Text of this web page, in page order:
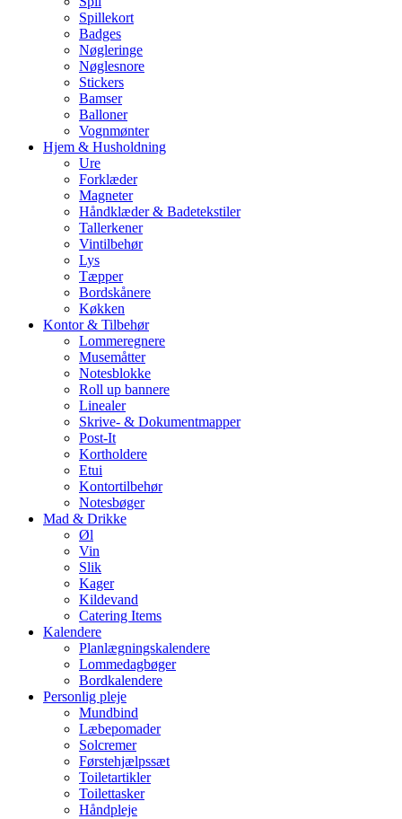
Spillekort
Badges
Nøgleringe
Nøglesnore
Stickers
Bamser
Balloner
Vognmønter
Hjem & Husholdning
Ure
Forklæder
Magneter
Håndklæder & Badetekstiler
Tallerkener
Vintilbehør
Lys
Tæpper
Bordskånere
Køkken
Kontor & Tilbehør
Lommeregnere
Musemåtter
Notesblokke
Roll up bannere
Linealer
Skrive- & Dokumentmapper
Post-It
Kortholdere
Etui
Kontortilbehør
Notesbøger
Mad & Drikke
Øl
Vin
Slik
Kager
Kildevand
Catering Items
Kalendere
Planlægningskalendere
Lommedagbøger
Bordkalendere
Personlig pleje
Mundbind
Læbepomader
Solcremer
Førstehjælpssæt
Toiletartikler
Toilettasker
Håndpleje